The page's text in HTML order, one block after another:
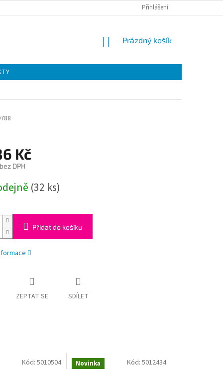
Přihlášení
NÁKUPNÍ
Prázdný košík
Kč
DPH
(32 ks)
Přidat do košíku
ZEPTAT SE SDÍLET
Kód:5010504 Novinka Kód: 5012434